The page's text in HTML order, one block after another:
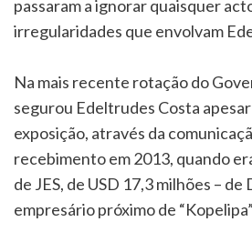
passaram a ignorar quaisquer
irregularidades que envolvam
Na mais recente rotação do
segurou Edeltrudes Costa
exposição, através da
recebimento em 2013, quando
de JES, de USD 17,3 milhões –
empresário próximo de